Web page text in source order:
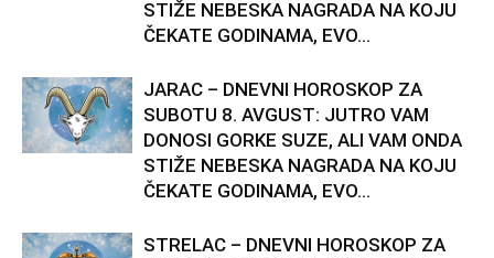
STIŽE NEBESKA NAGRADA NA KOJU
ČEKATE GODINAMA, EVO...
JARAC – DNEVNI HOROSKOP ZA
SUBOTU 8. AVGUST: JUTRO VAM
DONOSI GORKE SUZE, ALI VAM ONDA
STIŽE NEBESKA NAGRADA NA KOJU
ČEKATE GODINAMA, EVO...
STRELAC – DNEVNI HOROSKOP ZA